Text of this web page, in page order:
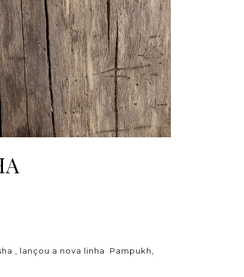
, lançou a nova linha
Pampukh,